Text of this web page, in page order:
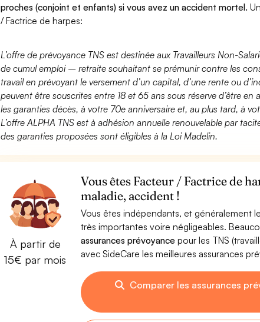
proches (conjoint et enfants) si vous avez un accident mortel.
/ Factrice de harpes:
L’offre de prévoyance TNS est destinée aux Travailleurs Non-
de cumul emploi – retraite souhaitant se prémunir contre les
travail en prévoyant le versement d’un capital, d’une rente ou
peuvent être souscrites entre 18 et 65 ans sous réserve d’être
les garanties décès, à votre 70e anniversaire et, au plus tard, à
L’offre ALPHA TNS est à adhésion annuelle renouvelable par
des garanties proposées sont éligibles à la Loi Madelin.
À partir de
15€ par mois
Vous êtes Facteur / Factrice de
maladie, accident !
Vous êtes indépendants, et généralement
très importantes voire négligeables.
assurances prévoyancepour les TNS
avec SideCare les meilleures assurances
Comparer les assurances